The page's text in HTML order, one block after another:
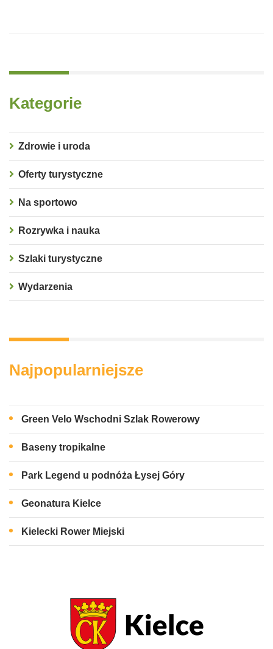
Kategorie
Zdrowie i uroda
Oferty turystyczne
Na sportowo
Rozrywka i nauka
Szlaki turystyczne
Wydarzenia
Najpopularniejsze
Green Velo Wschodni Szlak Rowerowy
Baseny tropikalne
Park Legend u podnóża Łysej Góry
Geonatura Kielce
Kielecki Rower Miejski